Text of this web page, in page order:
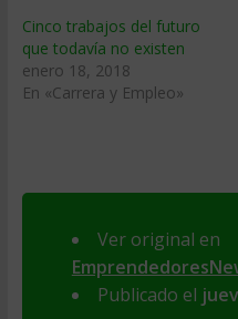
Cinco trabajos del futuro
que todavía no existen
enero 18, 2018
En «Carrera y Empleo»
Ver original en
Publicado el